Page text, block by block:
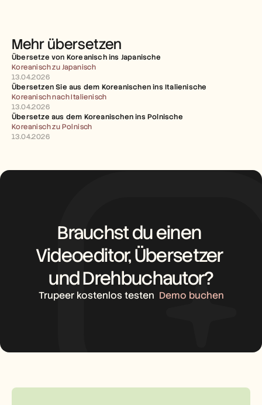
Mehr übersetzen
Übersetze von Koreanisch ins Japanische
Koreanisch zu Japanisch
13.04.2026
Übersetzen Sie aus dem Koreanischen ins Italienische
Koreanisch nach Italienisch
13.04.2026
Übersetze aus dem Koreanischen ins Polnische
Koreanisch zu Polnisch
13.04.2026
Brauchst du einen
Videoeditor, Übersetzer
und Drehbuchautor?
Trupeer kostenlos testen Demo buchen